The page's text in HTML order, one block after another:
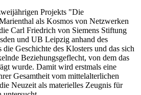
Projekts "Die
als Kosmos von Netzwerken
Carl Friedrich von Siemens Stiftung
und UB Leipzig anhand des
die Geschichte des Klosters und das sich
Beziehungsgeflecht, von dem das
wurde. Damit wird erstmals eine
Gesamtheit vom mittelalterlichen
Neuzeit als materielles Zeugnis für